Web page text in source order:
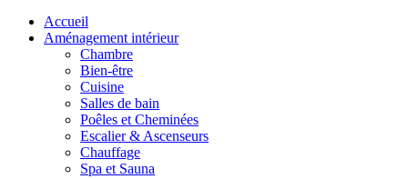
Accueil
Aménagement intérieur
Chambre
Bien-être
Cuisine
Salles de bain
Poêles et Cheminées
Escalier & Ascenseurs
Chauffage
Spa et Sauna